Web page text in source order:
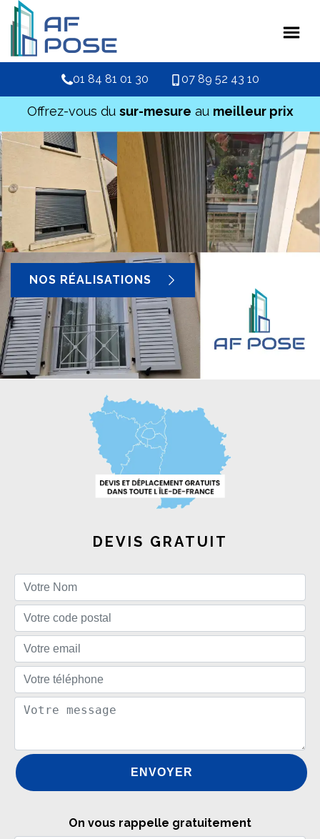
01 84 81 01 30 07 89 52 43 10
Offrez-vous du sur-mesure au meilleur prix
NOS RÉALISATIONS
DEVIS GRATUIT
On vous rappelle gratuitement